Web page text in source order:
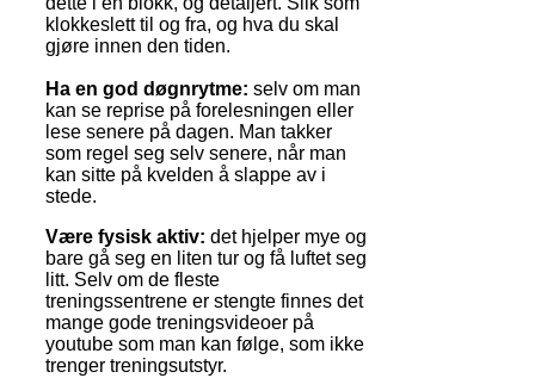
klokkeslett til og fra, og hva du skal
gjøre innen den tiden.
Ha en god døgnrytme: selv om man
kan se reprise på forelesningen eller
lese senere på dagen. Man takker
som regel seg selv senere, når man
kan sitte på kvelden å slappe av i
stede.
Være fysisk aktiv: det hjelper mye og
bare gå seg en liten tur og få luftet seg
litt. Selv om de fleste
treningssentrene er stengte finnes det
mange gode treningsvideoer på
youtube som man kan følge, som ikke
trenger treningsutstyr.